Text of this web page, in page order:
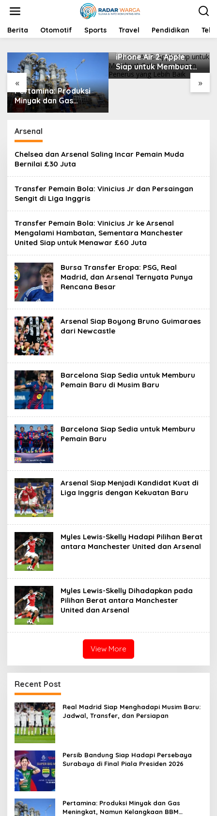
t
Berita Otomotif Sports Travel Pendidikan
« »
Pertamina: Produksi
Minyak dan Gas
Meningkat, Namun
Subsidi Masih Terjadi
iPhone Air 2: Apple
Siap untuk Membuat
Gebrakan dengan
Arsenal
Chelsea dan Arsenal Saling Incar Pemain Muda
Bernilai £30 Juta
Transfer Pemain Bola: Vinicius Jr dan Persaingan
Sengit di Liga Inggris
Transfer Pemain Bola: Vinicius Jr ke Arsenal
Mengalami Hambatan, Sementara Manchester
United Siap untuk Menawar £60 Juta
Bursa Transfer Eropa: PSG, Real
Madrid, dan Arsenal Ternyata Punya
Rencana Besar
Arsenal Siap Boyong Bruno Guimaraes
dari Newcastle
Barcelona Siap Sedia untuk Memburu
Pemain Baru di Musim Baru
Barcelona Siap Sedia untuk Memburu
Pemain Baru
Arsenal Siap Menjadi Kandidat Kuat di
Liga Inggris dengan Kekuatan Baru
Myles Lewis-Skelly Hadapi Pilihan Berat
antara Manchester United dan Arsenal
Myles Lewis-Skelly Dihadapkan pada
Pilihan Berat antara Manchester
United dan Arsenal
View More
Recent Post
Real Madrid Siap Menghadapi Musim Baru:
Jadwal, Transfer, dan Persiapan
Persib Bandung Siap Hadapi Persebaya
Surabaya di Final Piala Presiden 2026
Pertamina: Produksi Minyak dan Gas
Meningkat, Namun Kelangkaan BBM